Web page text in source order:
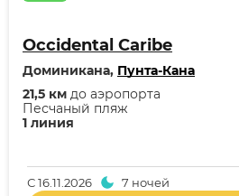
Occidental Caribe
Доминикана, Пунта-Кана
1 линия
Песчаный пляж
21,5 км до аэропорта
С16.11.2026 7 ночей